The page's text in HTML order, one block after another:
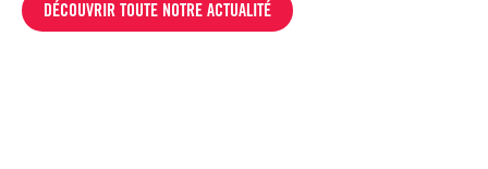
DÉCOUVRIR TOUTE NOTRE ACTUALITÉ